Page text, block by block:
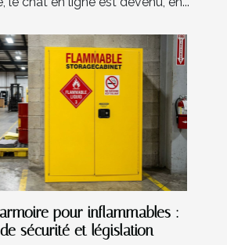
pour inflammables :
sécurité et législation